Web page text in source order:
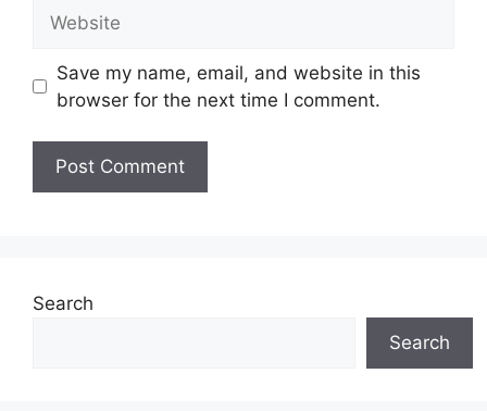
Save my name, email, and website in this
browser for the next time I comment.
Search
Search